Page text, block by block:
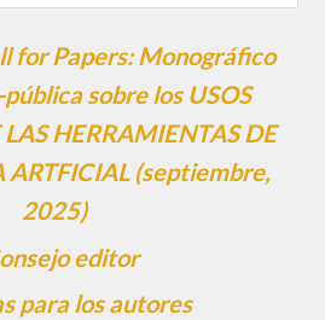
for Papers: Monográfico
sobre los USOS
HERRAMIENTAS DE
ARTFICIAL (septiembre,
2025)
editor
para los autores